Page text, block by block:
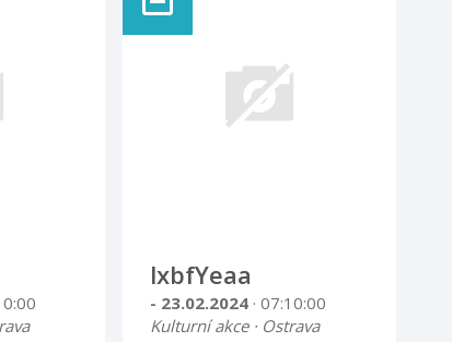
lxbfYeaa
- 23.02.2024 · 07:10:00
Kulturní akce · Ostrava